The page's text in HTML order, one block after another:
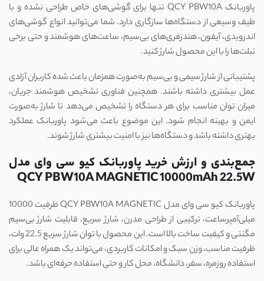
پاوربانک QCY PBW10A تنها برای گوشی‌های خاص طراحی نشده و با
طیف وسیعی از دستگاه‌ها سازگاری دارد. شما می‌توانید انواع گوشی‌های
اندرویدی، آیفون، هندزفری‌های بی‌سیم، ساعت‌های هوشمند و حتی برخی
تبلت‌ها را با این محصول شارژ کنید.
پشتیبانی از شارژ سیمی و بی‌سیم به‌صورت همزمان باعث شده کاربران آزادی
عمل بیشتری داشته باشند. همچنین فناوری تشخیص هوشمند جریان،
میزان توان مناسب برای هر دستگاه را تشخیص می‌دهد تا شارژ به‌صورت
ایمن و بهینه انجام شود. این موضوع باعث می‌شود پاوربانک عملکرد
بهتری داشته باشد و دستگاه‌ها نیز با امنیت بیشتری شارژ شوند.
جمع‌بندی و ارزش خرید پاوربانک کیو سی وای مدل
QCY PBW10A MAGNETIC 10000mAh 22.5W
پاوربانک کیو سی وای مدل QCY PBW10A MAGNETIC ظرفیت 10000
میلی‌آمپرساعت، ترکیبی از طراحی مدرن، شارژ سریع، قابلیت شارژ بی‌سیم
مگنتی و کیفیت ساخت بالا است. این محصول با توان شارژ سریع 22.5 وات،
ظرفیت مناسب، وزن سبک و امکانات کاربردی، می‌تواند یک همراه عالی برای
استفاده روزمره، سفر، دانشگاه، محل کار و حتی استفاده حرفه‌ای باشد.